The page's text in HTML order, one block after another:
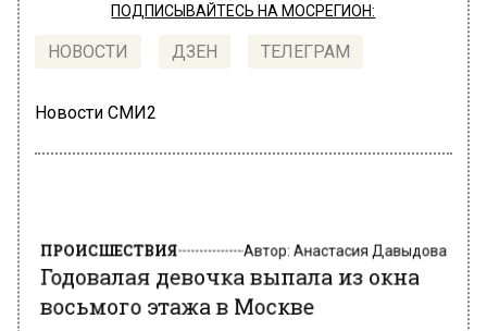
ПОДПИСЫВАЙТЕСЬ НА МОСРЕГИОН:
НОВОСТИ ДЗЕН ТЕЛЕГРАМ
Новости СМИ2
Годовалая девочка выпала из окна
восьмого этажа в Москве